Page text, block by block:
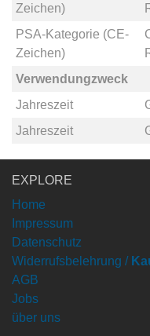
Zeichen)
PSA-Kategorie (CE-
Zeichen)
Verwendungzweck
Jahreszeit
Jahreszeit
EXPLORE
Home
Impressum
Datenschutz
Widerrufsbelehrung /
AGB
Jobs
über uns